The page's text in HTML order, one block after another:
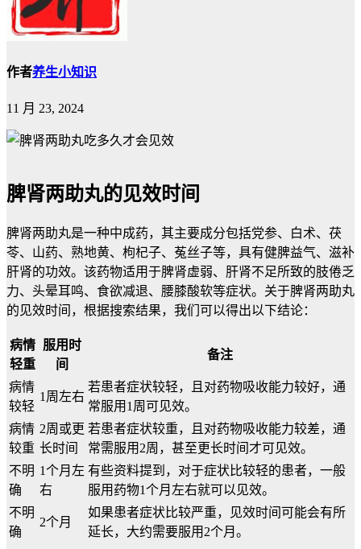
作者养生小知识
11 月 23, 2024
脾肾两助丸的见效时间
脾肾两助丸是一种中成药，其主要成分包括党参、白术、茯
苓、山药、熟地黄、枸杞子、菟丝子等，具有健脾益气、滋补
肝肾的功效。该药物适用于脾肾虚弱、肝肾不足所致的肢倦乏
力、头晕耳鸣、食欲减退、腰膝酸软等症状。关于脾肾两助丸
的见效时间，根据搜索结果，我们可以得出以下结论：
病情
轻重
服用时
间
备注
病情
较轻
1周左右
若患者症状较轻，且对药物吸收能力较好，通
常服用1周可见效。
病情
较重
2周或更
长时间
若患者症状较重，且对药物吸收能力较差，通
常需服用2周，甚至更长时间才可见效。
不明
确
1个月左
右
有些资料提到，对于症状比较轻的患者，一般
服用药物1个月左右就可以见效。
不明
确
2个月
如果患者症状比较严重，见效时间可能会有所
延长，大约需要服用2个月。